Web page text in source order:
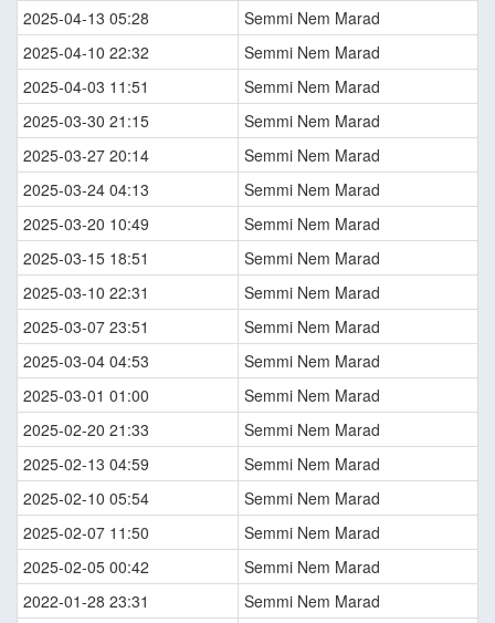
2025-04-13 05:28
Semmi Nem Marad
2025-04-10 22:32
Semmi Nem Marad
2025-04-03 11:51
Semmi Nem Marad
2025-03-30 21:15
Semmi Nem Marad
2025-03-27 20:14
Semmi Nem Marad
2025-03-24 04:13
Semmi Nem Marad
2025-03-20 10:49
Semmi Nem Marad
2025-03-15 18:51
Semmi Nem Marad
2025-03-10 22:31
Semmi Nem Marad
2025-03-07 23:51
Semmi Nem Marad
2025-03-04 04:53
Semmi Nem Marad
2025-03-01 01:00
Semmi Nem Marad
2025-02-20 21:33
Semmi Nem Marad
2025-02-13 04:59
Semmi Nem Marad
2025-02-10 05:54
Semmi Nem Marad
2025-02-07 11:50
Semmi Nem Marad
2025-02-05 00:42
Semmi Nem Marad
2022-01-28 23:31
Semmi Nem Marad